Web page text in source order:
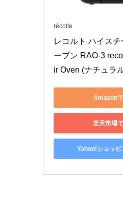
récolte
レコルト ハイス
ーブン RAO-3
ir Oven (ナチュラ
Amazon
楽天市場
Yahoo!ショッピ